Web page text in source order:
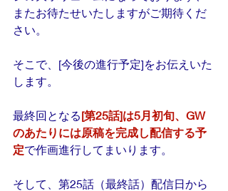
またお待たせいたしますがご期待くだ
さい。
そこで、[今後の進行予定]をお伝えいた
します。
最終回となる[第25話]は5月初旬、GW
のあたりには原稿を完成し配信する予
定で作画進行してまいります。
そして、第25話（最終話）配信日から